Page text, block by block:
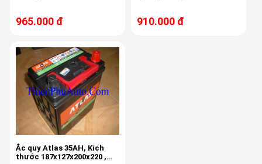
965.000 đ 910.000 đ
Ắc quy Atlas 35AH, Kích
thước 187x127x200x220 ,